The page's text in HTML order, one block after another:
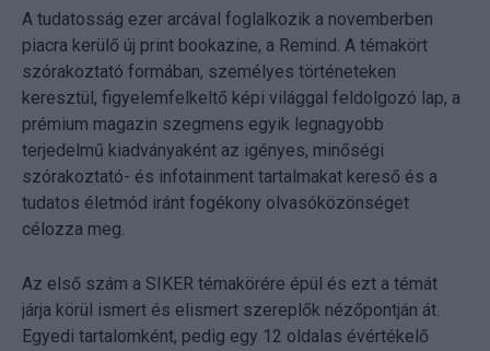
A tudatosság ezer arcával foglalkozik a novemberben
piacra kerülő új print bookazine, a Remind. A témakört
szórakoztató formában, személyes történeteken
keresztül, figyelemfelkeltő képi világgal feldolgozó lap, a
prémium magazin szegmens egyik legnagyobb
terjedelmű kiadványaként az igényes, minőségi
szórakoztató- és infotainment tartalmakat kereső és a
tudatos életmód iránt fogékony olvasóközönséget
célozza meg.
Az első szám a SIKER témakörére épül és ezt a témát
járja körül ismert és elismert szereplők nézőpontján át.
Egyedi tartalomként, pedig egy 12 oldalas évértékelő